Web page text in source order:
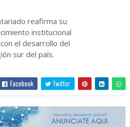
reafirma su
institucional
el desarrollo del
sur del país.
Facebook Twitter